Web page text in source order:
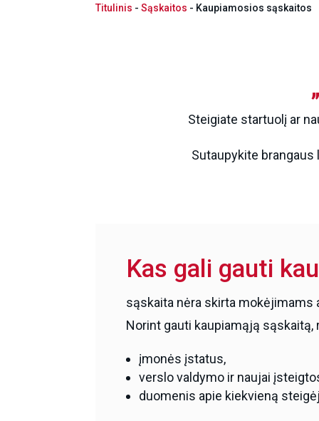
Titulinis -Sąskaitos - Kaupiamosios sąskaitos
Steigiate startuolį ar
Sutaupykite
Kas gali gauti
sąskaita nėra skirta mokėjimams
Norint gauti kaupiamąją sąskaitą,
įmonės įstatus,
verslo valdymo ir naujai
duomenis apie kiekvieną